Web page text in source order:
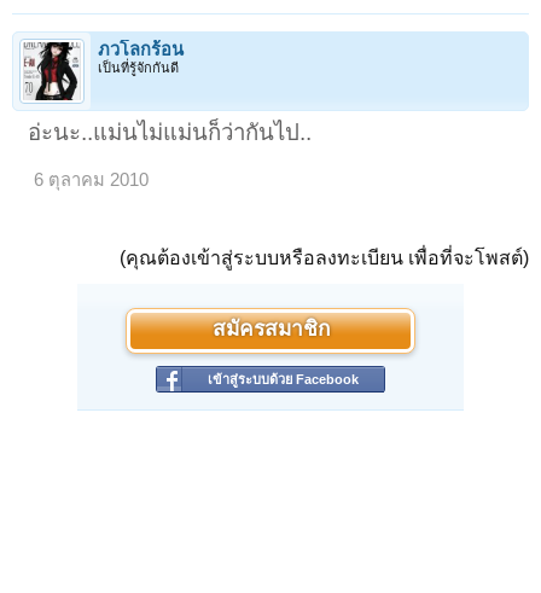
ภวโลกร้อน
เป็นที่รู้จักกันดี
อ่ะนะ..แม่นไม่แม่นก็ว่ากันไป..
6 ตุลาคม 2010
(คุณต้องเข้าสู่ระบบหรือลงทะเบียน เพื่อที่จะโพสต์)
สมัครสมาชิก
เข้าสู่ระบบด้วย Facebook